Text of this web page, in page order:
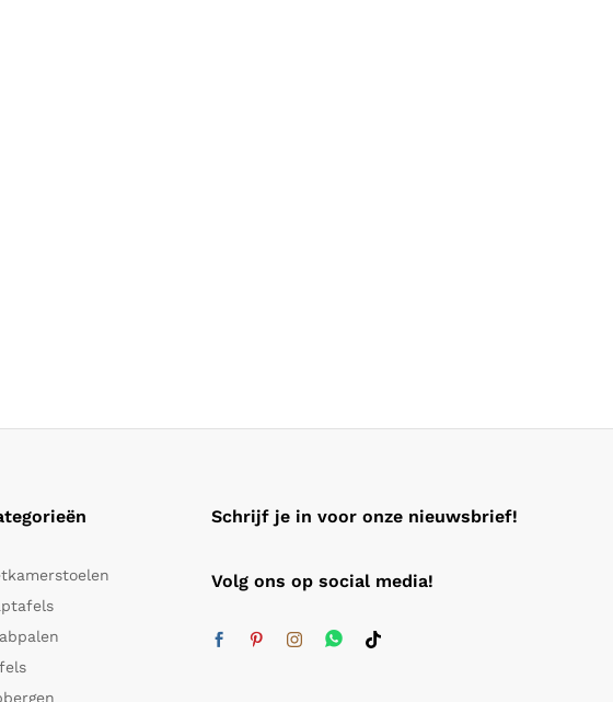
Schrijf je in voor onze nieuwsbrief!
Volg ons op social media!